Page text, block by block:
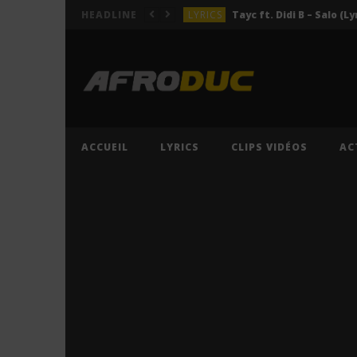
HEADLINE LYRICS Tayc ft. Didi B – Salo
LYRICS
LYRICS Tayc ft. Didi B – Salo
ACCUEIL LYRICS CLIPS VIDÉOS